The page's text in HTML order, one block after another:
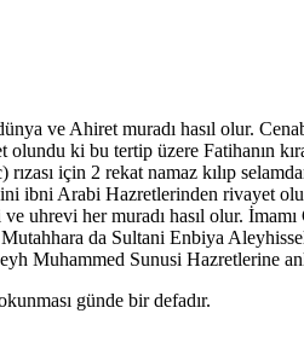
ve Ahiret muradı hasıl olur.
ki bu tertip üzere Fatihanın
için 2 rekat namaz kılıp
ibni Arabi Hazretlerinden rivayet
uhrevi her muradı hasıl olur.
da Sultani Enbiya
Muhammed Sunusi Hazretlerine
günde bir defadır.